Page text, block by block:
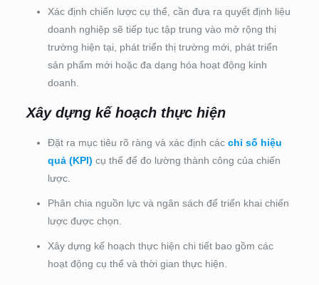
Xác định chiến lược cụ thể, cần đưa ra quyết định liệu
doanh nghiệp sẽ tiếp tục tập trung vào mở rộng thị
trường hiện tại, phát triển thị trường mới, phát triển
sản phẩm mới hoặc đa dạng hóa hoạt động kinh
doanh.
Xây dựng kế hoạch thực hiện
Đặt ra mục tiêu rõ ràng và xác định các chỉ số hiệu
quả (KPI) cụ thể để đo lường thành công của chiến
lược.
Phân chia nguồn lực và ngân sách để triển khai chiến
lược được chọn.
Xây dựng kế hoạch thực hiện chi tiết bao gồm các
hoạt động cụ thể và thời gian thực hiện.